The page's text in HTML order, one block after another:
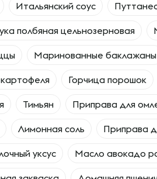
Итальянский соус
полбяная цельнозерновая
Маринованные баклажаны
Горчица порошок
Тимьян Приправа для
Лимонная соль Приправа
уксус Масло авокадо